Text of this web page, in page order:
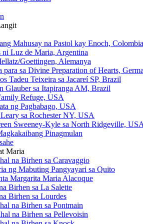
Mahusay na Pastol kay Enoch, Colombia
Luz de Maria, Argentina
Goettingen, Alemanya
sa Divine Preparation of Hearts,
Tadeu Teixeira sa Jacareí SP, Brazil
Glauber sa Itapiranga AM, Brazil
Refuge, USA
ng Pagbabago, USA
sa Rochester NY, USA
Sweeney-Kyle sa North Ridgeville, USA
Pinagmulan
Maria
na Birhen sa Caravaggio
ng Mabuting Pangyayari sa Quito
Margarita Maria Alacoque
Birhen sa La Salette
Birhen sa Lourdes
na Birhen sa Pontmain
na Birhen sa Pellevoisin